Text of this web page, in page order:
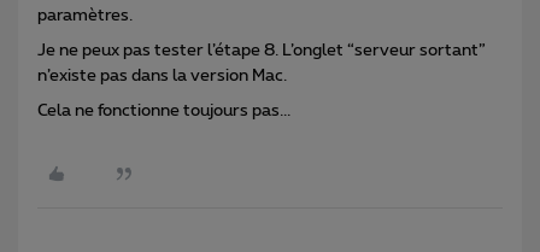
paramètres.
Je ne peux pas tester l’étape 8. L’onglet “serveur sortant”
n’existe pas dans la version Mac.
Cela ne fonctionne toujours pas...